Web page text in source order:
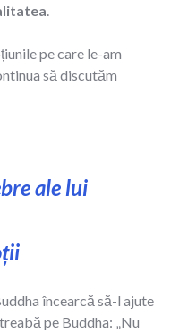
.
pe care le-am
să discutăm
ale lui
încearcă să-l ajute
pe Buddha: „Nu